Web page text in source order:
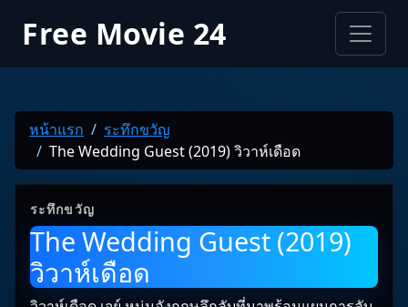
Free Movie 24
หน้าแรก
ระทึกขวัญ
The Wedding Guest (2019) วิวาห์เดือด
ระทึกขวัญ
The Wedding Guest (2019)
วิวาห์เดือด